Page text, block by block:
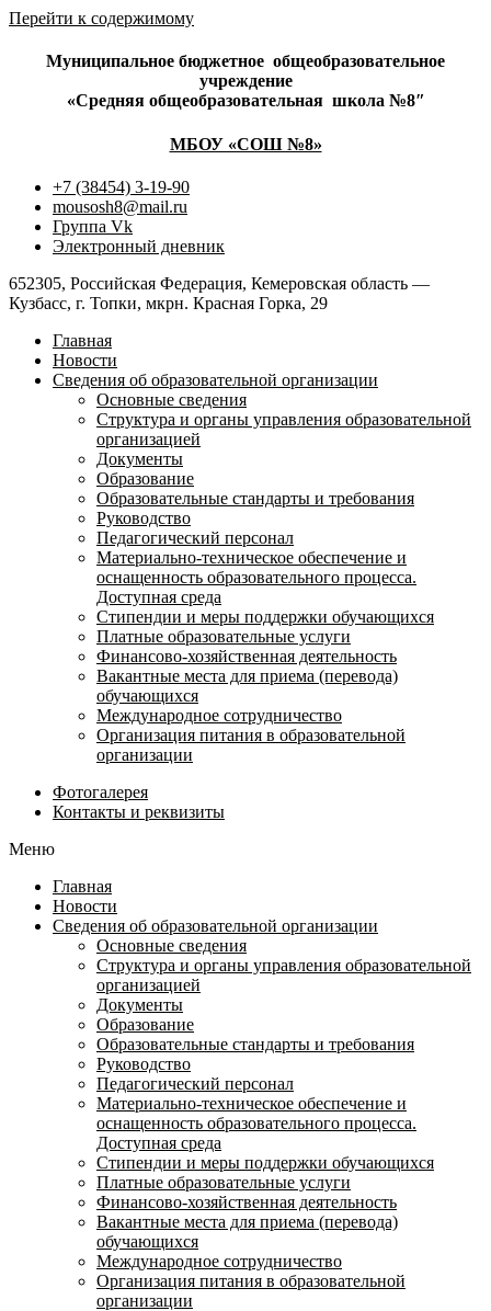
Перейти к содержимому
Муниципальное бюджетное общеобразовательное
учреждение
«Средняя общеобразовательная школа №8″
МБОУ «СОШ №8»
+7 (38454) 3-19-90
mousosh8@mail.ru
Группа Vk
Электронный дневник
652305, Российская Федерация, Кемеровская область —
Кузбасс, г. Топки, мкрн. Красная Горка, 29
Главная
Новости
Сведения об образовательной организации
Основные сведения
Структура и органы управления образовательной
организацией
Документы
Образование
Образовательные стандарты и требования
Руководство
Педагогический персонал
Материально-техническое обеспечение и
оснащенность образовательного процесса.
Доступная среда
Стипендии и меры поддержки обучающихся
Платные образовательные услуги
Финансово-хозяйственная деятельность
Вакантные места для приема (перевода)
обучающихся
Международное сотрудничество
Организация питания в образовательной
организации
Фотогалерея
Контакты и реквизиты
Меню
Главная
Новости
Сведения об образовательной организации
Основные сведения
Структура и органы управления образовательной
организацией
Документы
Образование
Образовательные стандарты и требования
Руководство
Педагогический персонал
Материально-техническое обеспечение и
оснащенность образовательного процесса.
Доступная среда
Стипендии и меры поддержки обучающихся
Платные образовательные услуги
Финансово-хозяйственная деятельность
Вакантные места для приема (перевода)
обучающихся
Международное сотрудничество
Организация питания в образовательной
организации